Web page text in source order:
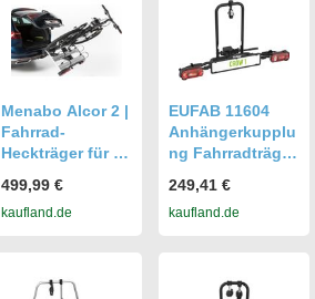
Menabo Alcor 2 |
Fahrrad-
Heckträger für 2
Anhängerkupplu
ng - Aluminium
499,99 €
kaufland.de
EUFAB 11604
Anhängerkupplu
ng Fahrradträger
Max
249,41 €
kaufland.de